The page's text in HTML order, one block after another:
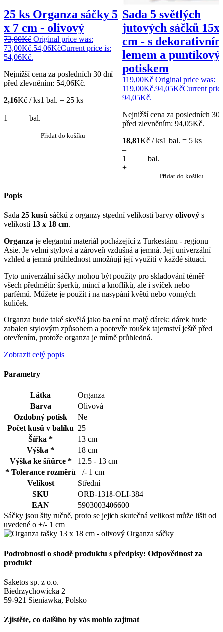
25 ks Organza sáčky 5
x 7 cm - olivový
73,00Kč Original price was:
73,00Kč.54,06KčCurrent price is:
54,06Kč.
Nejnižší cena za posledních 30 dní
před zlevněním: 54,06Kč.
2,16Kč / ks1 bal. = 25 ks
–
bal.
+
Přidat do košíku
Sada 5 světlých
jutových sáčků
cm - s
lemem a
potiskem
119,00Kč Original price was:
119,00Kč.94,05KčCurrent
94,05Kč.
Nejnižší cena za posledních 30
před zlevněním: 94,05Kč.
18,81Kč / ks1 bal. = 5 ks
–
bal.
+
Přidat do košíku
Popis
Sada 25 kusù sáčků z organzy støední velikosti barvy olivový s
velikostí 13 x 18 cm.
Organza je elegantní materiál pocházející z Turkestánu - regionu
Asie. Je velmi stylová a zároveň vzdušná a jemná. Její univerzální
vzhled a jemná průhlednost umožňují její využití v každé situaci.
Tyto univerzální sáčky mohou být použity pro skladování téměř
všech předmětů: šperků, mincí a knoflíků, ale i svíček nebo
parfémů. Můžete je použít i na nasypání květů nebo vonných
kuliček.
Organza bude také skvělá jako balení na malý dárek: dárek bude
zabalen stylovým způsobem a pootevře roušek tajemství ještě před
otevřením, protože organza je mírně průhledná.
Zobrazit celý popis
Parametry
Látka
Organza
Barva
Olivová
Ozdobný potisk
Ne
Počet kusů v balíku 25
Šířka *
13 cm
Výška *
18 cm
Výška ke šňůrce *
12.5 - 13 cm
* Tolerance rozměrů +/- 1 cm
Velikost
Střední
SKU
ORB-1318-OLI-384
EAN
5903003406600
Sáčky jsou šity ručně, proto se jejich skutečná velikost může lišit od
uvedené o +/- 1 cm
Podrobnosti o shodě produktu s předpisy: Odpovědnost za
produkt
Saketos sp. z o.o.
Biedrzychowicka 2
59-921 Sieniawka, Polsko
Zjistěte, co dalšího by vás mohlo zajímat